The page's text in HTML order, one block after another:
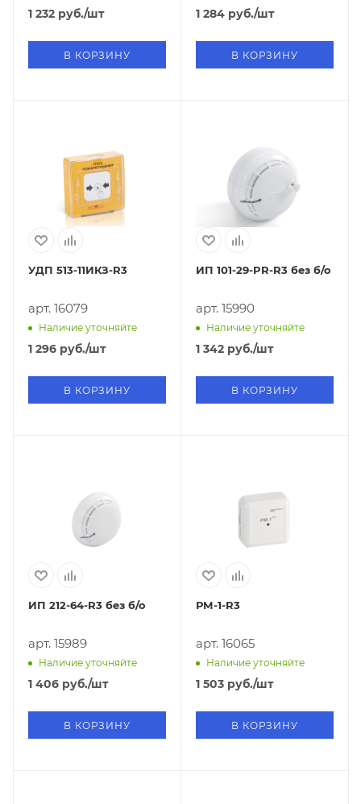
1 232 руб./шт
В КОРЗИНУ
1 284 руб./шт
В КОРЗИНУ
УДП 513-11ИКЗ-R3
арт. 16079
Наличие уточняйте
1 296 руб./шт
В КОРЗИНУ
ИП 101-29-PR-R3 без б/о
арт. 15990
Наличие уточняйте
1 342 руб./шт
В КОРЗИНУ
ИП 212-64-R3 без б/о
арт. 15989
Наличие уточняйте
1 406 руб./шт
В КОРЗИНУ
РМ-1-R3
арт. 16065
Наличие уточняйте
1 503 руб./шт
В КОРЗИНУ